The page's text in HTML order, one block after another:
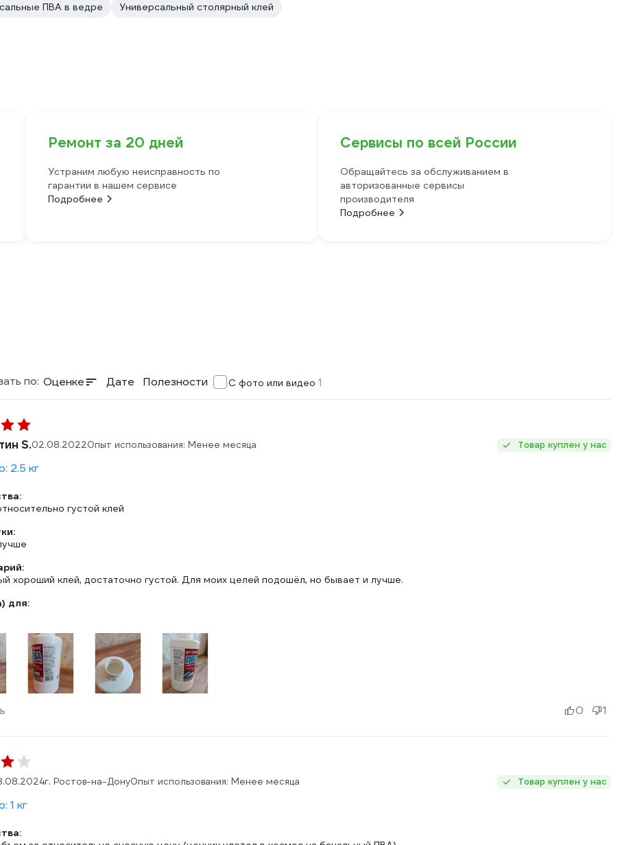
ПВА в ведре Универсальный столярный клей
Ремонт за 20 дней
Устраним любую неисправность по
гарантии в нашем сервисе
Подробнее
Сервисы по всей России
Обращайтесь за обслуживанием в
авторизованные сервисы
производителя
Подробнее
по: Оценке Дате Полезности С фото или видео 1
S.02.08.2022Опыт использования: Менее месяца Товар куплен у нас
2.5 кг
густой клей
хороший клей, достаточно густой. Для моих целей подошёл, но бывает и лучше.
для:
0 1
г. Ростов-на-ДонуОпыт использования: Менее месяца Товар куплен у нас
1 кг